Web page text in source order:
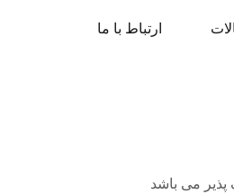
ارتباط با ما
می باشد